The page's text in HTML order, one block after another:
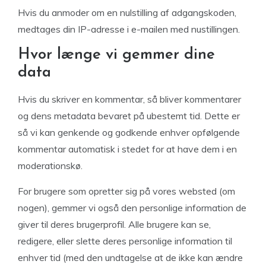
Hvis du anmoder om en nulstilling af adgangskoden,
medtages din IP-adresse i e-mailen med nustillingen.
Hvor længe vi gemmer dine
data
Hvis du skriver en kommentar, så bliver kommentarer
og dens metadata bevaret på ubestemt tid. Dette er
så vi kan genkende og godkende enhver opfølgende
kommentar automatisk i stedet for at have dem i en
moderationskø.
For brugere som opretter sig på vores websted (om
nogen), gemmer vi også den personlige information de
giver til deres brugerprofil. Alle brugere kan se,
redigere, eller slette deres personlige information til
enhver tid (med den undtagelse at de ikke kan ændre